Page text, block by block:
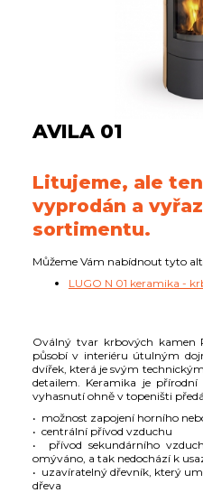
AVILA 01
Litujeme, ale
vyprodán a
sortimentu.
Můžeme Vám nabídnout tyto
LUGO N 01 keramika -
Oválný tvar krbových kamen
působí v interiéru útulným
dvířek, která je svým
detailem. Keramika je
vyhasnutí ohně v topeništi
• možnost zapojení horního
• centrální přívod vzduchu
• přívod sekundárního
omýváno, a tak nedochází k
• uzavíratelný dřevník, který
dřeva